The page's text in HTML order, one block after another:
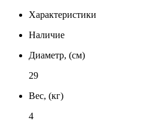
Характеристики
Наличие
Диаметр, (см)
29
Вес, (кг)
4